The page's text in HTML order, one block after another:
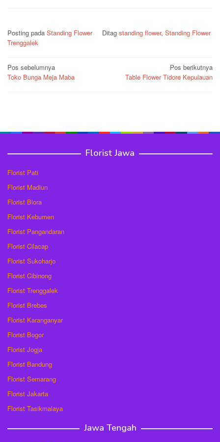
Posting pada Standing Flower Ditag standing flower, Standing Flower
Trenggalek
Navigasi
pos
Pos sebelumnya
Toko Bunga Meja Maba
Pos berikutnya
Table Flower Tidore Kepulauan
Florist Jawa
Florist Pati
Florist Madiun
Florist Blora
Florist Kebumen
Florist Pangandaran
Florist Cilacap
Florist Sukoharjo
Florist Cibinong
Florist Trenggalek
Florist Brebes
Florist Karanganyar
Florist Bogor
Florist Jogja
Florist Bandung
Florist Semarang
Florist Jakarta
Florist Tasikmalaya
Jawa Tengah